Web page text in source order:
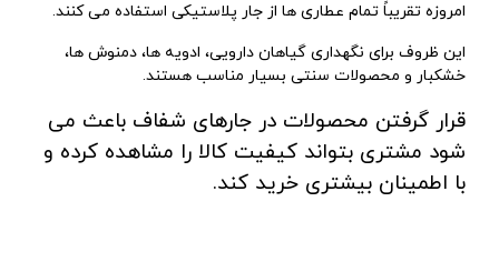
امروزه تقریباً تمام عطاری ها از جار پلاستیکی استفاده می کنند.
این ظروف برای نگهداری گیاهان دارویی، ادویه ها، دمنوش ها،
خشکبار و محصولات سنتی بسیار مناسب هستند.
قرار گرفتن محصولات در جارهای شفاف باعث می
شود مشتری بتواند کیفیت کالا را مشاهده کرده و
با اطمینان بیشتری خرید کند.